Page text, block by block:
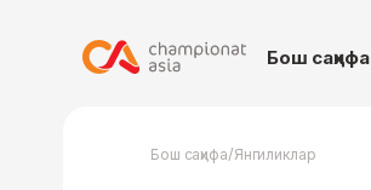
Бош саҳифа
Бош саҳифа/Янгиликлар